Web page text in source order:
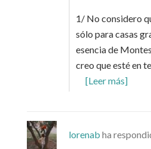
1/ No considero
sólo para casas
esencia de
creo que esté en
[Leer más]
lorenab ha